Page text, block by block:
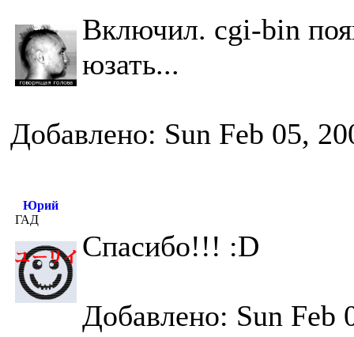
Включил. cgi-bin
юзать...
Добавлено: Sun Feb 05,
Юрий
ГАД
Спасибо!!! :D
Добавлено: Sun Feb